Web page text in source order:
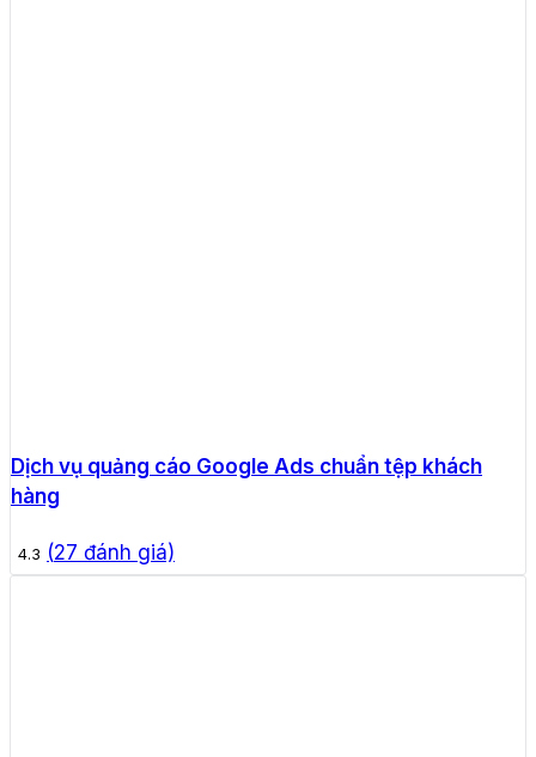
Dịch vụ quảng cáo Google Ads chuẩn tệp khách
hàng
4.3 (27 đánh giá)